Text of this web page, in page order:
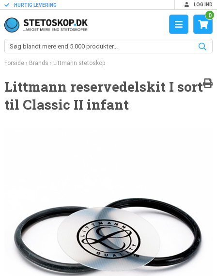
HURTIG LEVERING LOG IND
0
Forside› Brands › Littmann stetoskop
Littmann reservedelskit I sort
til Classic II infant